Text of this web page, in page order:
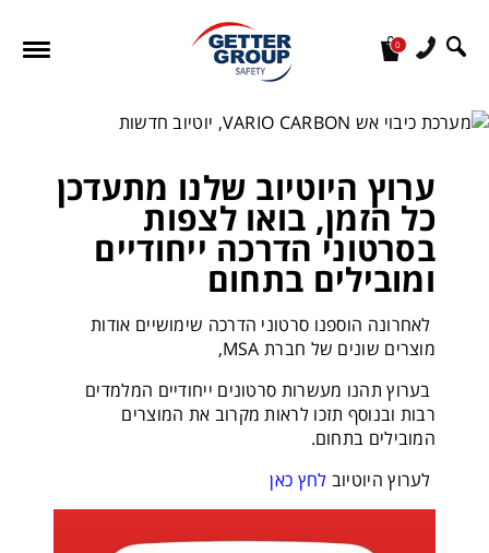
0
ערוץ היוטיוב שלנו מתעדכן
כל הזמן, בואו לצפות
בסרטוני הדרכה ייחודיים
ומובילים בתחום
לאחרונה הוספנו סרטוני הדרכה שימושיים אודות
מוצרים שונים של חברת MSA,
בערוץ תהנו מעשרות סרטונים ייחודיים המלמדים
רבות ובנוסף תזכו לראות מקרוב את המוצרים
המובילים בתחום.
לערוץ היוטיוב לחץ כאן